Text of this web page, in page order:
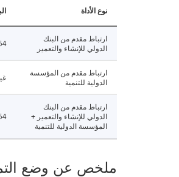
نوع الأداة
ارتباط مقدم من البنك
الدولي للإنشاء والتعمير
ارتباط مقدم من المؤسسة
الدولية للتنمية
ارتباط مقدم من البنك
الدولي للإنشاء والتعمير +
المؤسسة الدولية للتنمية
ملخص عن وضع التمويل